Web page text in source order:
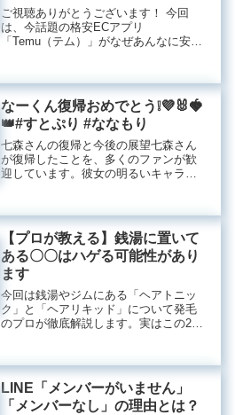
き 切り抜き テム 物販】
ご視聴ありがとうございます！ 今回
は、今話題の格安ECアプリ
「Temu（テム）」がなぜあんなに安い
ム、特にアリエクスプレスやテンバオ
の提供する商品は、価格が非常に魅
力...
なーくん復帰おめでとう❕💜🐰🍓
👑#すとぷり #ななもり
七森さんの復帰と今後の展望七森さん
が復帰したことを、多くのファンが歓
迎しています。彼女の明るいキャラク
た。この復帰に際して、彼女自身の言
葉や過去の経歴、これからの活動につ
いて...
【プロが教える】銭湯に置いて
ある〇〇はハゲる可能性があり
ます
今回は銭湯やジムにある「ヘアトニッ
ク」と「ヘアリキッド」について発毛
のプロが徹底解説します。実はこの2つ
アケア製品についての情報が溢れてい
ます。中でも「ペアリキッドヘ...
LINE「メンバーがいません」
「メンバーなし」の理由とは？